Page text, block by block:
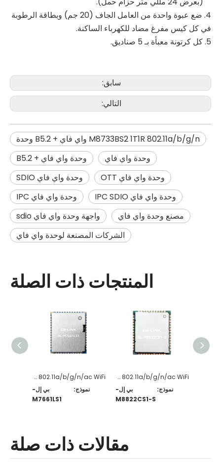
4. ضع عبوة واحدة من العامل الجاف (20 جم) وبطاقة الرطوبة
في كل كيس مفرغ مضاد للكهرباء الساكنة.
5. كل كرتونة معبأة بـ 5 صناديق.
سابق:
التالي:
M8733BS2 1T1R 802.11a/b/g/n واي فاي + B5.2 وحدة
وحدة واي فاي + B5.2
وحدة واي فاي
وحدة واي فاي SDIO
وحدة واي فاي OTT
وحدة واي فاي IPC
وحدة واي فاي IPC SDIO
واجهة وحدة واي فاي sdio
مصنع وحدة واي فاي
الشركات المصنعة لوحدة واي فاي
المنتجات ذات الصلة
M7661LS1 2T2R 802.11a/b/g/n/ac WiFi + وحدة متوافقة مع BT5.0
نموذج:
بي إل-
M7661LS1
M8822CS1-S 2T2R 802.11a/b/g/n/ac WiFi + وحدة متوافقة مع BT5.0
نموذج:
بي إل-
M8822CS1-S
مقالات ذات صلة